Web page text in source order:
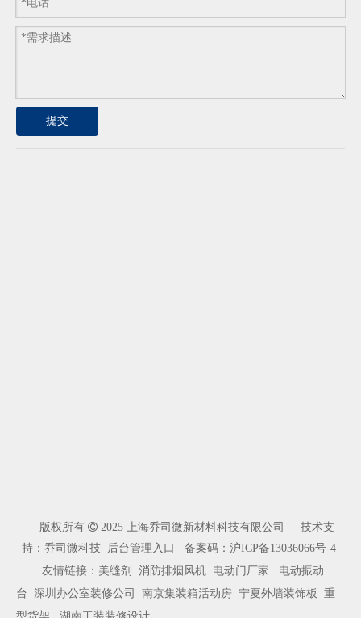
相关文章
精工配方多重赋能，JSW乔司微粘钢胶打造加固工程高品质选材
提交
版权所有  2025 上海乔司微新材料科技有限公司 技术支
持：乔司微科技 后台管理入口 备案码： 沪ICP备13036066号-4
友情链接： 美缝剂 消防排烟风机 电动门厂家
电动振动
台 深圳办公室装修公司 南京集装箱活动房 宁夏外墙装饰板
重